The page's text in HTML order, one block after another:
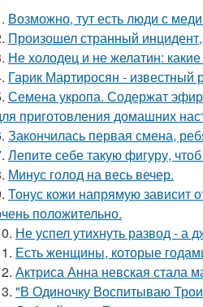
Возможно, тут есть люди с
Произошел странный
Не холодец и не желатин:
Гарик Мартиросян -
Семена укропа. Содержат
приготовления домашних
Закончилась первая смена,
Лепите себе такую фигуру,
Минус голод на весь вечер.
Тонус кожи напрямую зависит
положительно.
Не успел утихнуть развод - а
Есть женщины, которые
Актриса Анна невская стала
"В Одиночку Воспитываю